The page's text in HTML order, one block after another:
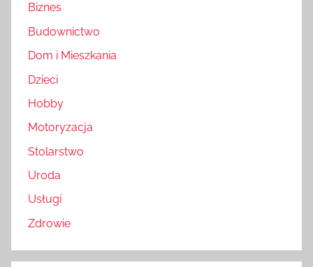
Biznes
Budownictwo
Dom i Mieszkania
Dzieci
Hobby
Motoryzacja
Stolarstwo
Uroda
Usługi
Zdrowie